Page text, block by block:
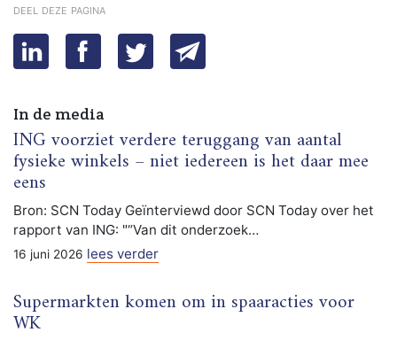
deel deze pagina
In de media
ING voorziet verdere teruggang van aantal
fysieke winkels – niet iedereen is het daar mee
eens
Bron: SCN Today Geïnterviewd door SCN Today over het
rapport van ING: "“Van dit onderzoek…
16 juni 2026 lees verder
Supermarkten komen om in spaaracties voor
WK